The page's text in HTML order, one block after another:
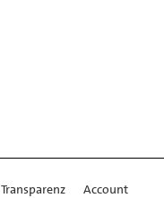
Transparenz
Account